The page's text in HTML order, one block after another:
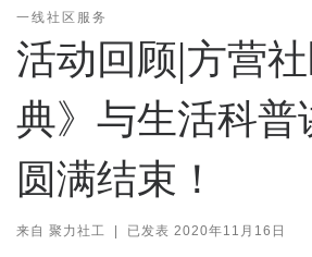
一线社区服务
活动回顾|方营
典》与生活科普
圆满结束！
来自 聚力社工 | 已发表 2020年11月16日